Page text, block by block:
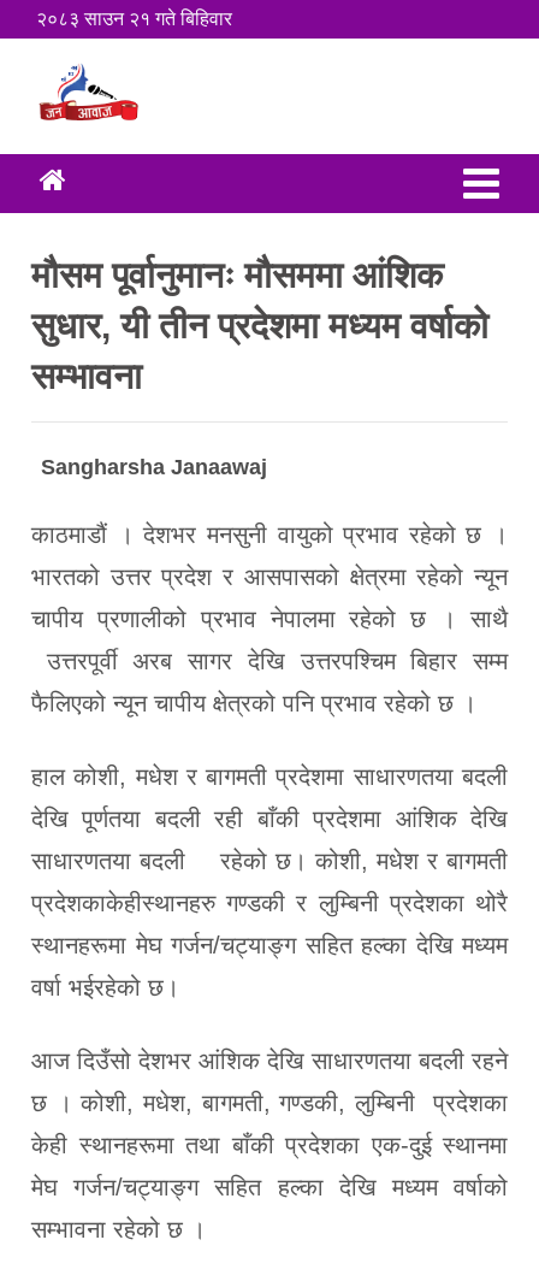
२०८३ साउन २१ गते बिहिवार
मौसम पूर्वानुमानः मौसममा आंशिक
सुधार, यी तीन प्रदेशमा मध्यम वर्षाको
सम्भावना
Sangharsha Janaawaj
काठमाडौं । देशभर मनसुनी वायुको प्रभाव रहेको छ ।
भारतको उत्तर प्रदेश र आसपासको क्षेत्रमा रहेको न्यून
चापीय प्रणालीको प्रभाव नेपालमा रहेको छ । साथै
उत्तरपूर्वी अरब सागर देखि उत्तरपश्चिम बिहार सम्म
फैलिएको न्यून चापीय क्षेत्रको पनि प्रभाव रहेको छ ।
हाल कोशी, मधेश र बागमती प्रदेशमा साधारणतया बदली
देखि पूर्णतया बदली रही बाँकी प्रदेशमा आंशिक देखि
साधारणतया बदली रहेको छ। कोशी, मधेश र बागमती
प्रदेशकाकेहीस्थानहरु गण्डकी र लुम्बिनी प्रदेशका थोरै
स्थानहरूमा मेघ गर्जन/चट्याङ्ग सहित हल्का देखि मध्यम
वर्षा भईरहेको छ।
आज दिउँसो देशभर आंशिक देखि साधारणतया बदली रहने
छ । कोशी, मधेश, बागमती, गण्डकी, लुम्बिनी प्रदेशका
केही स्थानहरूमा तथा बाँकी प्रदेशका एक-दुई स्थानमा
मेघ गर्जन/चट्याङ्ग सहित हल्का देखि मध्यम वर्षाको
सम्भावना रहेको छ ।